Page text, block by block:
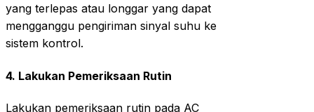
yang terlepas atau longgar yang dapat
mengganggu pengiriman sinyal suhu ke
sistem kontrol.
4. Lakukan Pemeriksaan Rutin
Lakukan pemeriksaan rutin pada AC